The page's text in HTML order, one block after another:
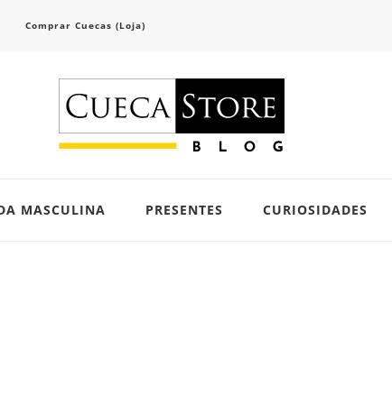
Comprar Cuecas (Loja)
MASCULINA PRESENTES CURIOSIDADES